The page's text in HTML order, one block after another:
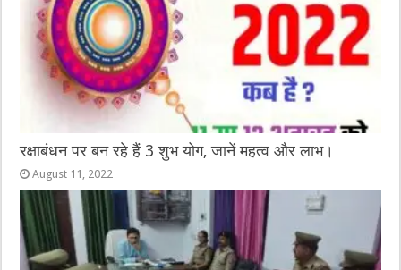
रक्षाबंधन पर बन रहे हैं 3 शुभ योग, जानें महत्व और लाभ।
August 11, 2022